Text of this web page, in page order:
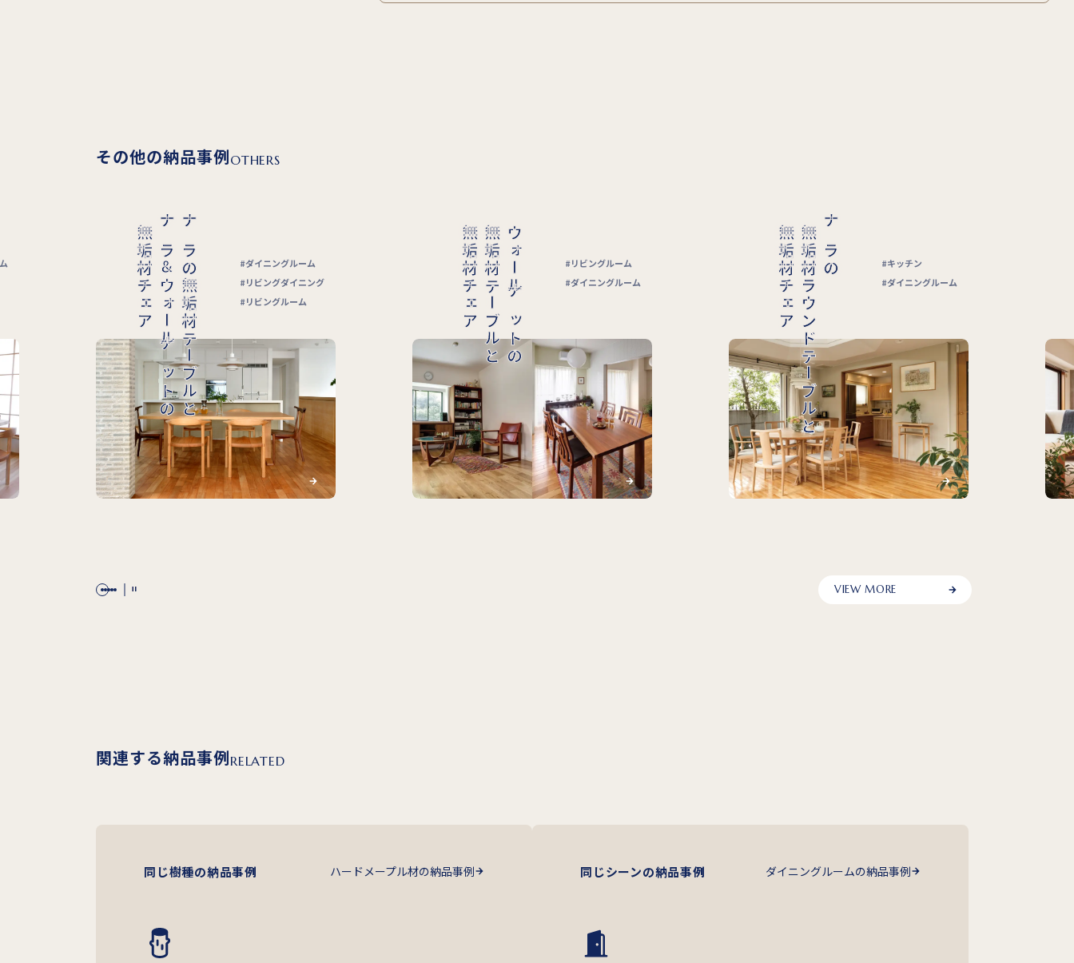
その他の納品事例OTHERS
ウォールナットの
無垢材テーブルと
無垢材チェア
リビングルーム
ダイニングルーム
ナラの
無垢材ラウンドテーブルと
無垢材チェア
キッチン
ダイニングルーム
チェリーの
無垢材テーブル・チェアと
無垢材ソファ
リビングルーム
リビングダイニング
VIEW MORE
関連する納品事例RELATED
同じ樹種の納品事例 ハードメープル材の納品事例 同じシーンの納品事例 ダイニングルームの納品事例